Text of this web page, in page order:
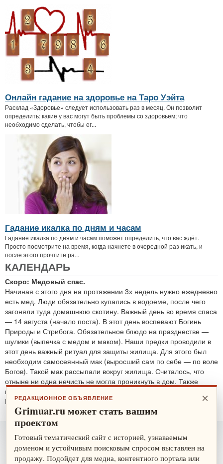
Онлайн гадание на здоровье на Таро Уэйта
Расклад «Здоровье» следует использовать раз в месяц. Он позволит
определить: какие у вас могут быть проблемы со здоровьем; что
необходимо сделать, чтобы ег...
Гадание икалка по дням и часам
Гадание икалка по дням и часам поможет определить, что вас ждёт.
Просто посмотрите на время, когда начнете в очередной раз икать, и
после этого прочтите ра...
КАЛЕНДАРЬ
Скоро: Медовый спас.
Начиная с этого дня на протяжении 3х недель нужно ежедневно
есть мед. Люди обязательно купались в водоеме, после чего
загоняли туда домашнюю скотину. Важный день во время спаса
— 14 августа (начало поста). В этот день воспевают Богинь
Природы и Стрибога. Обязательное блюдо на празднестве —
шулики (выпечка с медом и маком). Наши предки проводили в
этот день важный ритуал для защиты жилища. Для этого был
необходим самосеянный мак (выросший сам по себе — по воле
Богов). Такой мак рассыпали вокруг жилища. Считалось, что
отныне ни одна нечисть не могла проникнуть в дом. Также
проводятся обряды для защиты от злобных духов.
По теме:защитные ритуалы ×
РЕДАКЦИОННОЕ ОБЪЯВЛЕНИЕ
Grimuar.ru может стать вашим
проектом
Готовый тематический сайт с историей, узнаваемым
доменом и устойчивым поисковым спросом выставлен на
продажу. Подойдет для медиа, контентного портала или